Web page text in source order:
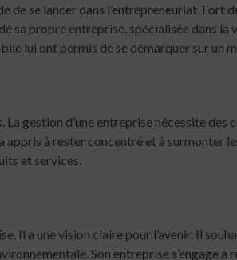
se lancer dans l’entrepreneuriat. Fort
propre entreprise, spécialisée dans la
lui ont permis de se démarquer sur un
gestion d’une entreprise nécessite
à rester concentré et à surmonter
et services.
Il a une vision claire pour l’avenir. Il
Son entreprise s’engage